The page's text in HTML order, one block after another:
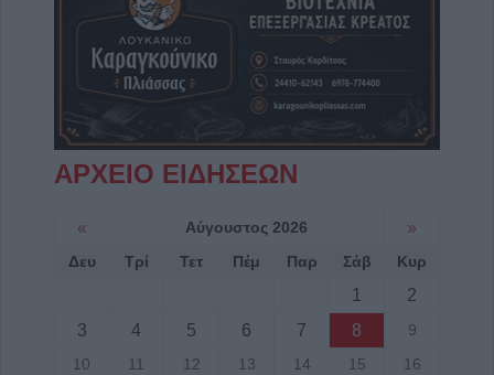
ΑΡΧΕΙΟ ΕΙΔΗΣΕΩΝ
« Αύγουστος 2026 »
Δευ Τρί Τετ Πέμ Παρ Σάβ Κυρ
1
2
3
4 5 6 7 8
9
10
11 12 13 14 15
16